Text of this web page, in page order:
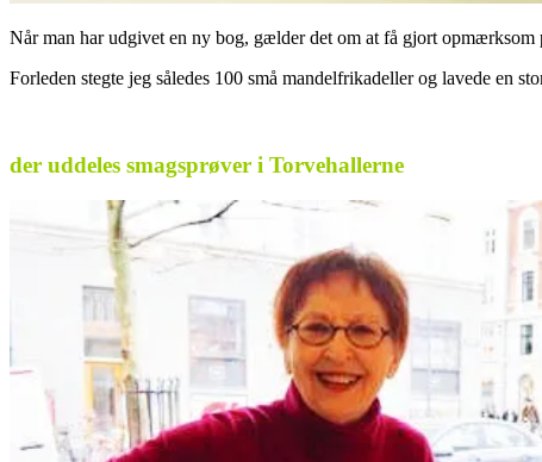
Når man har udgivet en ny bog, gælder det om at få gjort
Forleden stegte jeg således 100 små mandelfrikadeller og lavede en
der uddeles smagsprøver i Torvehallerne